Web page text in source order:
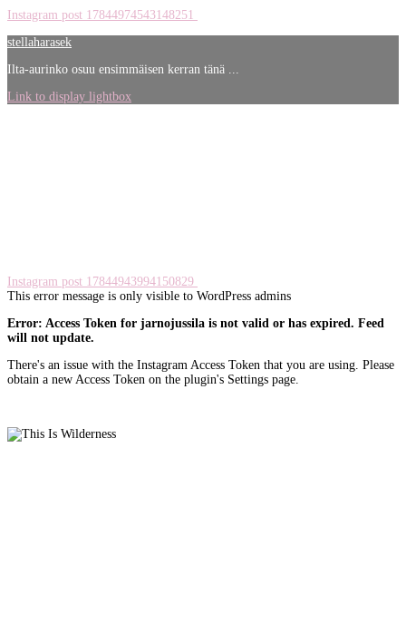
Instagram post 17844974543148251
stellaharasek
Ilta-aurinko osuu ensimmäisen kerran tänä ...
Link to display lightbox
Instagram post 17844943994150829
This error message is only visible to WordPress admins
Error: Access Token for jarnojussila is not valid or has expired. Feed
will not update.
There's an issue with the Instagram Access Token that you are using. Please
obtain a new Access Token on the plugin's Settings page.